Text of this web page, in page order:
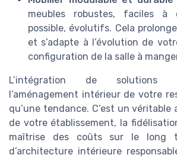
meubles robustes, faciles
possible, évolutifs. Cela
et s’adapte à l’évolution de
configuration de la salle à
L’intégration de solutions
l’aménagement intérieur de votre
qu’une tendance. C’est un véritable
de votre établissement, la
maîtrise des coûts sur le long
d’architecture intérieure